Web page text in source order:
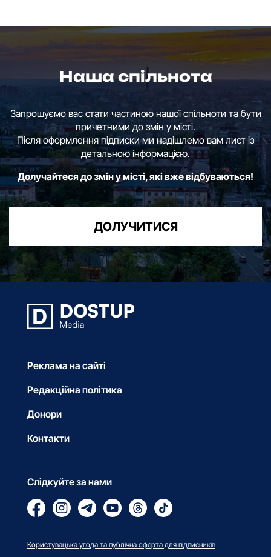
Наша спільнота
Запрошуємо вас стати частиною нашої спільноти та бути
причетними до змін у місті.
Після оформлення підписки ми надішлемо вам лист із
детальною інформацією.
Долучайтеся до змін у місті, які вже відбуваються!
ДОЛУЧИТИСЯ
Реклама на сайті
Редакційна політика
Донори
Контакти
Слідкуйте за нами
Користувацька угода та публічна оферта для підписників